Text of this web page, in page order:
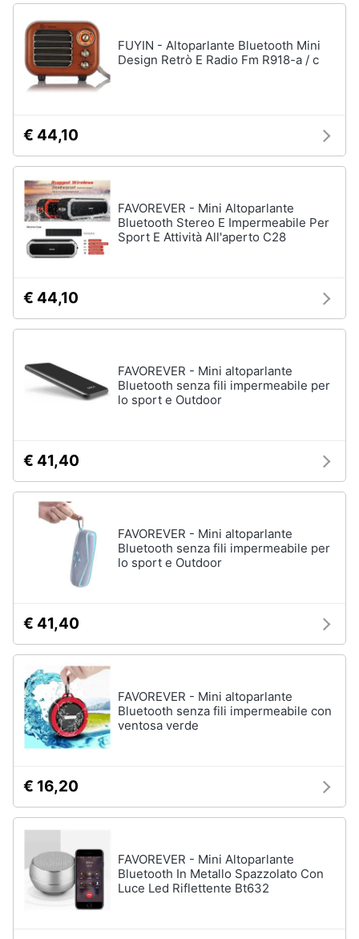
FUYIN - Altoparlante Bluetooth Mini
Design Retrò E Radio Fm R918-a / c
€ 44,10
FAVOREVER - Mini Altoparlante
Bluetooth Stereo E Impermeabile Per
Sport E Attività All'aperto C28
€ 44,10
FAVOREVER - Mini altoparlante
Bluetooth senza fili impermeabile per
lo sport e Outdoor
€ 41,40
FAVOREVER - Mini altoparlante
Bluetooth senza fili impermeabile per
lo sport e Outdoor
€ 41,40
FAVOREVER - Mini altoparlante
Bluetooth senza fili impermeabile con
ventosa verde
€ 16,20
FAVOREVER - Mini Altoparlante
Bluetooth In Metallo Spazzolato Con
Luce Led Riflettente Bt632